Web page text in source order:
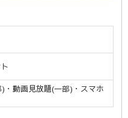
・動画見放題(一部)・スマホ